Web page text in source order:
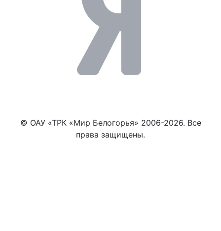
© ОАУ «ТРК «Мир Белогорья» 2006-2026. Все
права защищены.